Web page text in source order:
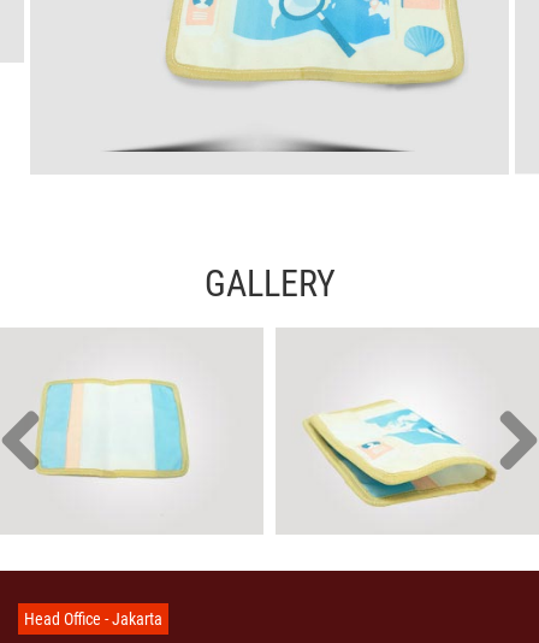
GALLERY
Head Office - Jakarta